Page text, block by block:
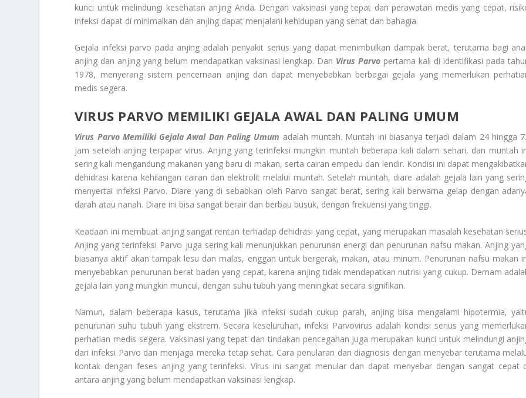
kunci untuk melindungi kesehatan anjing Anda. Dengan vaksinasi yang tepat dan perawatan medis yang cepat,
infeksi dapat di minimalkan dan anjing dapat menjalani kehidupan yang sehat dan bahagia.
Gejala infeksi parvo pada anjing adalah penyakit serius yang dapat menimbulkan dampak berat, terutama bagi
anjing dan anjing yang belum mendapatkan vaksinasi lengkap. Dan Virus Parvo pertama kali di identifikasi pada
1978, menyerang sistem pencernaan anjing dan dapat menyebabkan berbagai gejala yang memerlukan
medis segera.
VIRUS PARVO MEMILIKI GEJALA AWAL DAN PALING UMUM
Virus Parvo Memiliki Gejala Awal Dan Paling Umum adalah muntah. Muntah ini biasanya terjadi dalam 24 hingga
jam setelah anjing terpapar virus. Anjing yang terinfeksi mungkin muntah beberapa kali dalam sehari, dan muntah
sering kali mengandung makanan yang baru di makan, serta cairan empedu dan lendir. Kondisi ini dapat
dehidrasi karena kehilangan cairan dan elektrolit melalui muntah. Setelah muntah, diare adalah gejala lain yang
menyertai infeksi Parvo. Diare yang di sebabkan oleh Parvo sangat berat, sering kali berwarna gelap dengan
darah atau nanah. Diare ini bisa sangat berair dan berbau busuk, dengan frekuensi yang tinggi.
Keadaan ini membuat anjing sangat rentan terhadap dehidrasi yang cepat, yang merupakan masalah kesehatan
Anjing yang terinfeksi Parvo juga sering kali menunjukkan penurunan energi dan penurunan nafsu makan. Anjing
biasanya aktif akan tampak lesu dan malas, enggan untuk bergerak, makan, atau minum. Penurunan nafsu makan
menyebabkan penurunan berat badan yang cepat, karena anjing tidak mendapatkan nutrisi yang cukup. Demam
gejala lain yang mungkin muncul, dengan suhu tubuh yang meningkat secara signifikan.
Namun, dalam beberapa kasus, terutama jika infeksi sudah cukup parah, anjing bisa mengalami hipotermia,
penurunan suhu tubuh yang ekstrem. Secara keseluruhan, infeksi Parvovirus adalah kondisi serius yang
perhatian medis segera. Vaksinasi yang tepat dan tindakan pencegahan juga merupakan kunci untuk melindungi
dari infeksi Parvo dan menjaga mereka tetap sehat. Cara penularan dan diagnosis dengan menyebar terutama
kontak dengan feses anjing yang terinfeksi. Virus ini sangat menular dan dapat menyebar dengan sangat cepat
antara anjing yang belum mendapatkan vaksinasi lengkap.